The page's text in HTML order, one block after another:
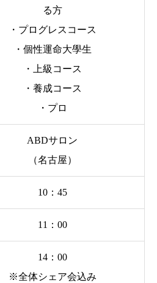
る方
・プログレスコース
・個性運命大學生
・上級コース
・養成コース
・プロ
ABDサロン
（名古屋）
10：45
11：00
14：00
※全体シェア会込み